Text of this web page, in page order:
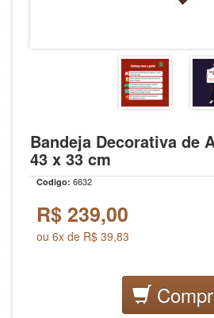
Bandeja Decorativa de
43 x 33 cm
Codigo: 6632
R$ 239,00
ou 6x de R$ 39,83